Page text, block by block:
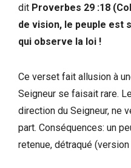
dit Proverbes 29 :18
de vision, le peuple est
qui observe la loi !
Ce verset fait allusion à
Seigneur se faisait rare.
direction du Seigneur, ne
part. Conséquences: un
retenue, détraqué (version